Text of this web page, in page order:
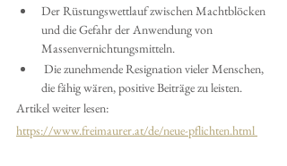
Der Rüstungswettlauf zwischen Machtblöcken
und die Gefahr der Anwendung von
Massenvernichtungsmitteln.
die fähig wären, positive Beiträge zu leisten.
Artikel weiter lesen:
https://www.freimaurer.at/de/neue-pflichten.html